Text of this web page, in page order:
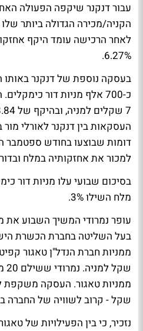
עבור דנקנר שיקפה הפעולה
לאחר הרכישה עומד היקף
6.27%.
בעסקה נוספת של דנקנר באותו
כ-700 אלף מניות דור
העסקאות בין דנקנר לאורלי
דומות שבוצעו בחודש ספטמבר
למכור את אחזקותיה במלח
מלח השילו 3%.
עופר נמרודי המשיך השבוע את
שקל - קרוב לשוויה של החברה
נזכיר, כי בין הפעילויות של